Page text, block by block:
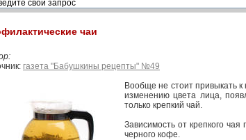
чаи
газета "Бабушкины рецепты" №49
Вообще не стоит привыкать
изменению цвета лица,
только крепкий чай.
Зависимость от крепкого
черного кофе.